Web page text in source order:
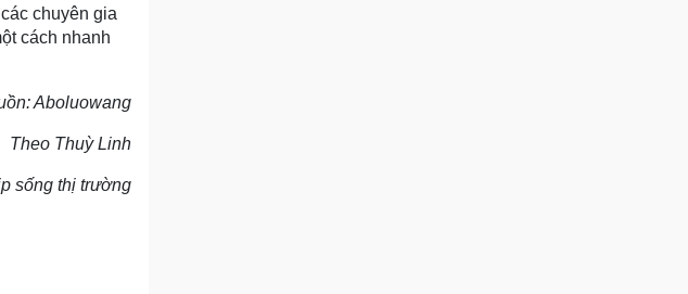
chuyên gia
cách nhanh
Aboluowang
Theo Thuỳ Linh
sống thị trường